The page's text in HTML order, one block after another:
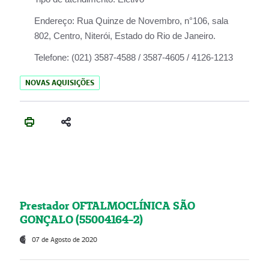
Endereço: Rua Quinze de Novembro, n°106, sala
802, Centro, Niterói, Estado do Rio de Janeiro.
Telefone: (021) 3587-4588 / 3587-4605 / 4126-1213
NOVAS AQUISIÇÕES
Prestador OFTALMOCLÍNICA SÃO
GONÇALO (55004164-2)
07 de Agosto de 2020